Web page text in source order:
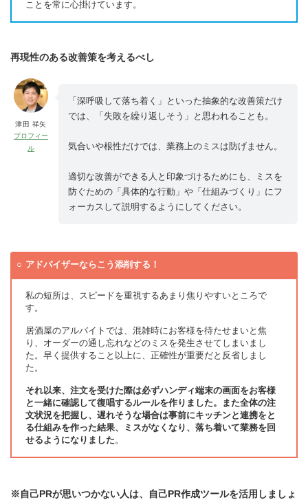
ことを常に心掛けています。
再現性のある改善策を考えるべし
津田 祥矢
プロフィー
ル
「深呼吸して落ち着く」といった抽象的な改善策だけ
では、「失敗を繰り返しそう」と思われることも。
気合いや根性だけでは、業務上のミスは防げません。
適切な改善ができる人と印象づけるためにも、ミスを
防ぐための「具体的な行動」や「仕組みづくり」にフ
ォーカスして説明するようにしてください。
アドバイザーならこう添削する！
私の短所は、スピードを重視するあまり焦りやすいところで
す。
居酒屋のアルバイトでは、混雑時にお客様を待たせまいと焦
り、オーダーの通し忘れなどのミスを発生させてしまいまし
た。早く提供すること以上に、正確性が重要だと反省しまし
た。
それ以来、注文を受けた際は必ずハンディ端末の画面をお客様
と一緒に確認して復唱するルールを作りました。また全体の注
文状況を把握し、遅れそうな場合は事前にキッチンと連携をと
る仕組みを作った結果、ミスがなくなり、落ち着いて業務を回
せるようになりました 。
※自己PRが思いつかない人は、自己PR作成ツールを活用しましょ